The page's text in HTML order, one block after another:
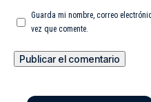
Guarda mi nombre, correo
vez que comente.